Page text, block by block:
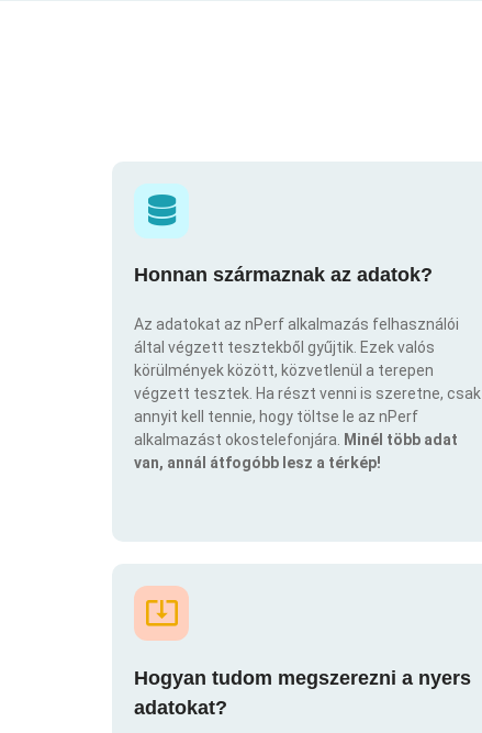
Honnan származnak az adatok?
Az adatokat az nPerf alkalmazás felhasználói
által végzett tesztekből gyűjtik. Ezek valós
körülmények között, közvetlenül a terepen
végzett tesztek. Ha részt venni is szeretne, csak
annyit kell tennie, hogy töltse le az nPerf
alkalmazást okostelefonjára.
Minél több adat
van, annál átfogóbb lesz a térkép!
Hogyan tudom megszerezni a nyers
adatokat?